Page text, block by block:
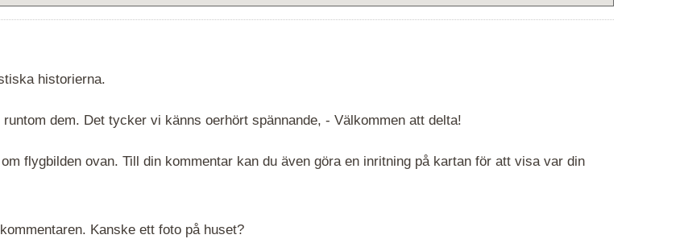
historierna.
dem. Det tycker vi känns oerhört spännande, - Välkommen att delta!
flygbilden ovan. Till din kommentar kan du även göra en inritning på kartan för att visa var din
Kanske ett foto på huset?